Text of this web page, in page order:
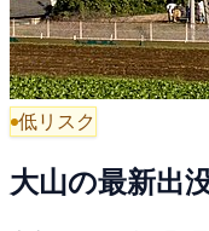
低リスク
大山の最新出